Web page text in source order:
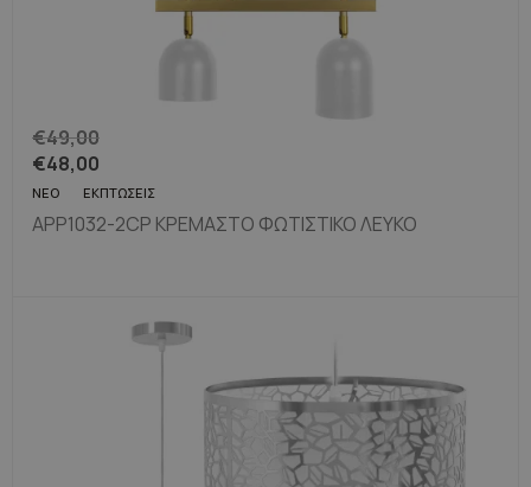
€49,00
€48,00
ΝΈΟ ΕΚΠΤΏΣΕΙΣ
APP1032-2CP ΚΡΕΜΑΣΤΌ ΦΩΤΙΣΤΙΚΌ ΛΕΥΚΌ